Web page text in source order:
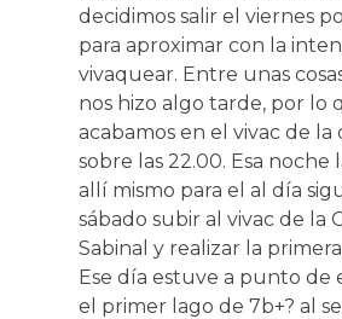
decidimos salir el viernes
para aproximar con la
vivaquear. Entre unas
nos hizo algo tarde, por lo
acabamos en el vivac de la
sobre las 22.00. Esa noche
allí mismo para el al día
sábado subir al vivac de la
Sabinal y realizar la
Ese día estuve a punto de
el primer lago de 7b+? al